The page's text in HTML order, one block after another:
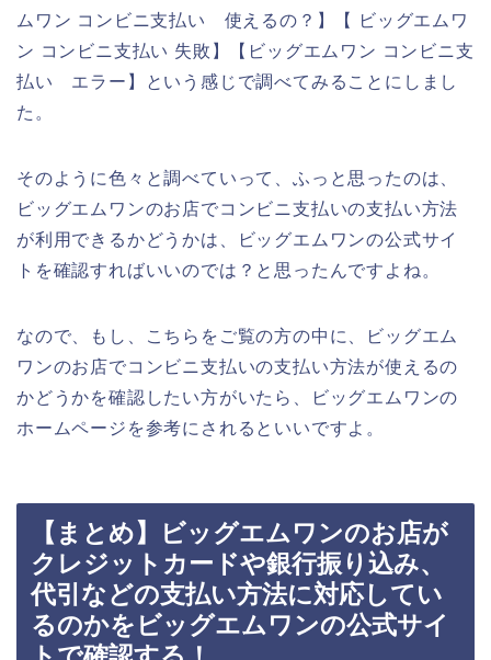
ムワン コンビニ支払い 使えるの？】【 ビッグエムワ
ン コンビニ支払い 失敗】【ビッグエムワン コンビニ支
払い エラー】という感じで調べてみることにしまし
た。
そのように色々と調べていって、ふっと思ったのは、
ビッグエムワンのお店でコンビニ支払いの支払い方法
が利用できるかどうかは、ビッグエムワンの公式サイ
トを確認すればいいのでは？と思ったんですよね。
なので、もし、こちらをご覧の方の中に、ビッグエム
ワンのお店でコンビニ支払いの支払い方法が使えるの
かどうかを確認したい方がいたら、ビッグエムワンの
ホームページを参考にされるといいですよ。
【まとめ】ビッグエムワンのお店が
クレジットカードや銀行振り込み、
代引などの支払い方法に対応してい
るのかをビッグエムワンの公式サイ